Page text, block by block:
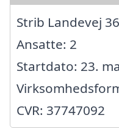
Strib Landevej
Ansatte: 2
Startdato: 23.
CVR: 37747092